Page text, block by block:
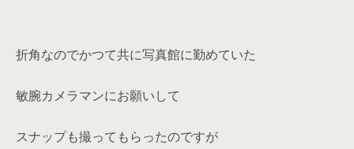
折角なのでかつて共に写真館に勤めていた
敏腕カメラマンにお願いして
スナップも撮ってもらったのですが